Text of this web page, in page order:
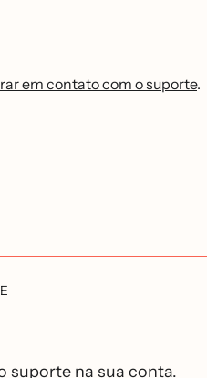
em contato com o suporte.
suporte na sua conta.